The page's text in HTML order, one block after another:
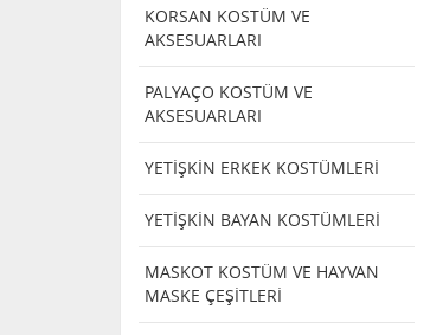
KORSAN KOSTÜM VE
AKSESUARLARI
PALYAÇO KOSTÜM VE
AKSESUARLARI
YETİŞKİN ERKEK KOSTÜMLERİ
YETİŞKİN BAYAN KOSTÜMLERİ
MASKOT KOSTÜM VE HAYVAN
MASKE ÇEŞİTLERİ
PLASTİK YÜZ
MASKELER
PLASTİK KORKU
MASKELERİ ( 12
ADET )
TÜKENDI
MASKELER
PLASTİK MASKE